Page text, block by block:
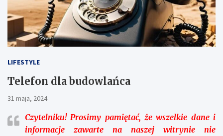
LIFESTYLE
Telefon dla budowlańca
31 maja, 2024
Czytelniku!Prosimy pamiętać, że wszelkie dane i
informacje zawarte na naszej witrynie nie